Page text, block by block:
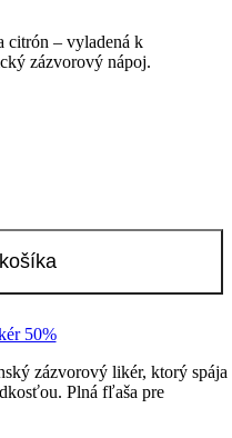
citrón – vyladená k
zázvorový nápoj.
zázvorový likér, ktorý spája
Plná fľaša pre